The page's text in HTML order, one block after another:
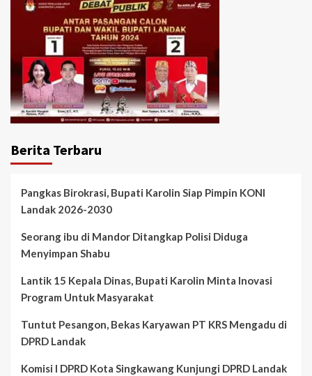
Berita Terbaru
Pangkas Birokrasi, Bupati Karolin Siap Pimpin KONI
Landak 2026-2030
Seorang ibu di Mandor Ditangkap Polisi Diduga
Menyimpan Shabu
Lantik 15 Kepala Dinas, Bupati Karolin Minta Inovasi
Program Untuk Masyarakat
Tuntut Pesangon, Bekas Karyawan PT KRS Mengadu di
DPRD Landak
Komisi I DPRD Kota Singkawang Kunjungi DPRD Landak